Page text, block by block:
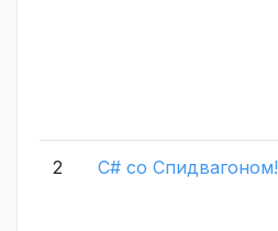
2 C# со Спидвагоном!